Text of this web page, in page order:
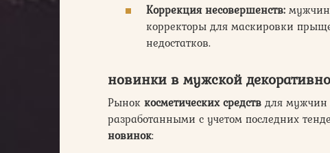
Коррекция несовершенств:
корректоры для маскировки
недостатков.
новинки в мужской
Рынок косметических средств для мужчин
разработанными с учетом последних
новинок: